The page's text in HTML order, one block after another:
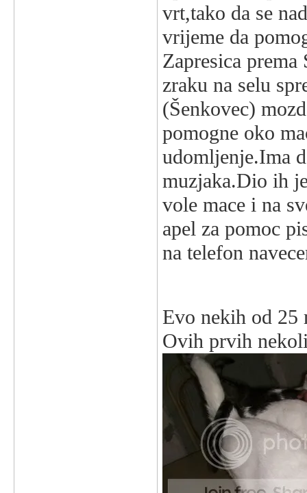
vrt,tako da se
vrijeme da
Zapresica
zraku na selu
(Šenkovec)
pomogne oko
udomljenje.Ima
muzjaka.Dio ih
vole mace i na
apel za pomoc
na telefon
Evo nekih od 25
Ovih prvih